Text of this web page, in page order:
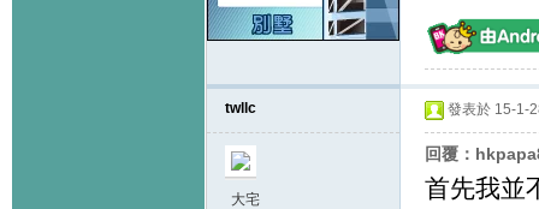
twllc
大宅
發表於 15-1-
回覆：
首先我並